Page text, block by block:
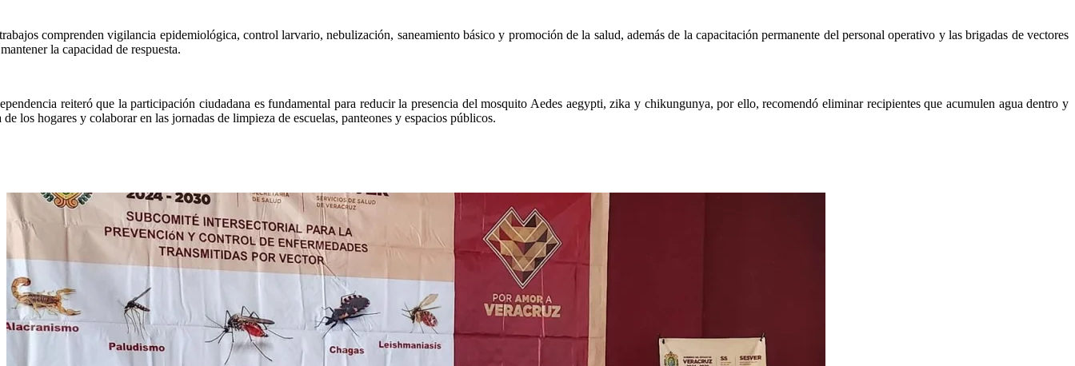
comprenden vigilancia epidemiológica, control larvario, nebulización, saneamiento básico y promoción de la salud, además de la capacitación permanente del personal operativo y las brigadas de vectores
la capacidad de respuesta.
reiteró que la participación ciudadana es fundamental para reducir la presencia del mosquito Aedes aegypti, zika y chikungunya, por ello, recomendó eliminar recipientes que acumulen agua dentro y
de los hogares y colaborar en las jornadas de limpieza de escuelas, panteones y espacios públicos.